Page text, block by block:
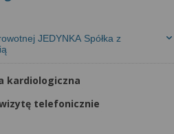
JEDYNKA Spółka z
kardiologiczna
telefonicznie